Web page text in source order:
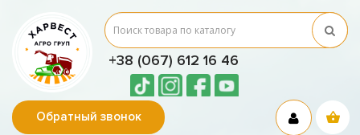
+38 (067) 612 16 46
Обратный звонок